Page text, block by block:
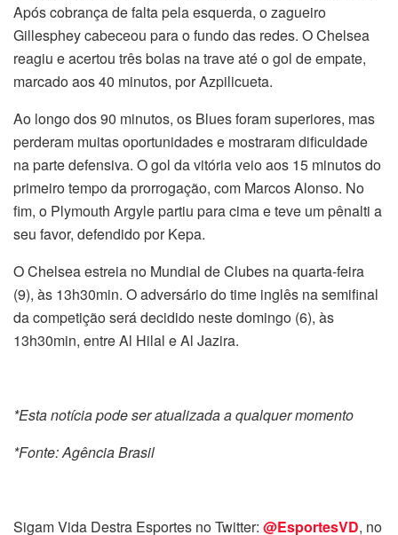
Após cobrança de falta pela esquerda, o zagueiro
Gillesphey cabeceou para o fundo das redes. O Chelsea
reagiu e acertou três bolas na trave até o gol de empate,
marcado aos 40 minutos, por Azpilicueta.
Ao longo dos 90 minutos, os Blues foram superiores, mas
perderam muitas oportunidades e mostraram dificuldade
na parte defensiva. O gol da vitória veio aos 15 minutos do
primeiro tempo da prorrogação, com Marcos Alonso. No
fim, o Plymouth Argyle partiu para cima e teve um pênalti a
seu favor, defendido por Kepa.
O Chelsea estreia no Mundial de Clubes na quarta-feira
(9), às 13h30min. O adversário do time inglês na semifinal
da competição será decidido neste domingo (6), às
13h30min, entre Al Hilal e Al Jazira.
*Esta notícia pode ser atualizada a qualquer momento
*Fonte: Agência Brasil
Sigam Vida Destra Esportes no Twitter: @EsportesVD, no